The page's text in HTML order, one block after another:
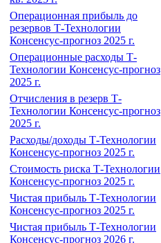
Операционная прибыль до
резервов Т-Технологии
Консенсус-прогноз 2025 г.
Операционные расходы Т-
Технологии Консенсус-прогноз
2025 г.
Отчисления в резерв Т-
Технологии Консенсус-прогноз
2025 г.
Расходы/доходы Т-Технологии
Консенсус-прогноз 2025 г.
Стоимость риска Т-Технологии
Консенсус-прогноз 2025 г.
Чистая прибыль Т-Технологии
Консенсус-прогноз 2025 г.
Чистая прибыль Т-Технологии
Консенсус-прогноз 2026 г.